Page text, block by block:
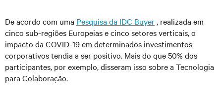
De acordo com uma Pesquisa da IDC Buyer, realizada em
cinco sub-regiões Europeias e cinco setores verticais, o
impacto da COVID-19 em determinados investimentos
corporativos tendia a ser positivo. Mais do que 50% dos
participantes, por exemplo, disseram isso sobre a Tecnologia
para Colaboração.